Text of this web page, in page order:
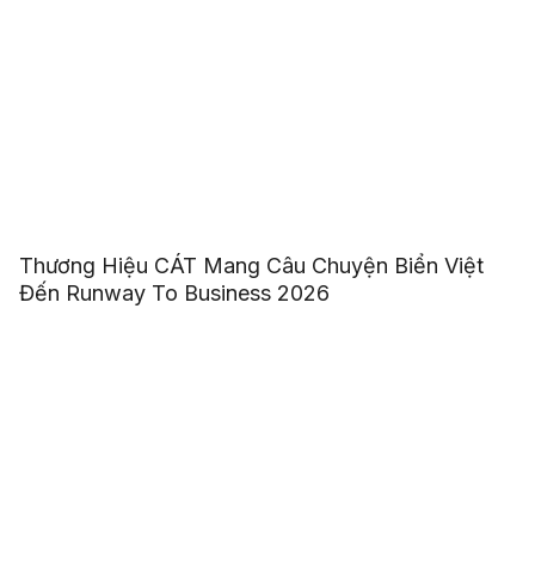
Thương Hiệu CÁT Mang Câu Chuyện Biển Việt
Đến Runway To Business 2026